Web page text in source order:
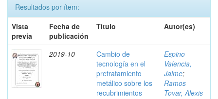
Resultados por ítem:
Vista
previa
Fecha de
publicación
Título Autor(es)
2019-10
Cambio de
tecnología en el
pretratamiento
metálico sobre los
recubrimientos
Espino
Valencia,
Jaime;
Ramos
Tovar, Alexis